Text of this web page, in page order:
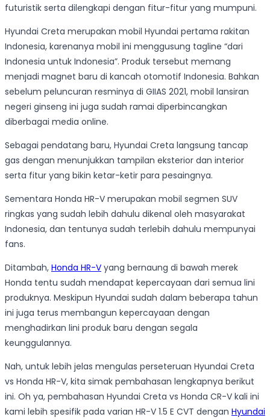
futuristik serta dilengkapi dengan fitur-fitur yang mumpuni.
Hyundai Creta merupakan mobil Hyundai pertama rakitan
Indonesia, karenanya mobil ini menggusung tagline “dari
Indonesia untuk Indonesia”. Produk tersebut memang
menjadi magnet baru di kancah otomotif Indonesia. Bahkan
sebelum peluncuran resminya di GIIAS 2021, mobil lansiran
negeri ginseng ini juga sudah ramai diperbincangkan
diberbagai media online.
Sebagai pendatang baru, Hyundai Creta langsung tancap
gas dengan menunjukkan tampilan eksterior dan interior
serta fitur yang bikin ketar-ketir para pesaingnya.
Sementara Honda HR-V merupakan mobil segmen SUV
ringkas yang sudah lebih dahulu dikenal oleh masyarakat
Indonesia, dan tentunya sudah terlebih dahulu mempunyai
fans.
Ditambah, Honda HR-V yang bernaung di bawah merek
Honda tentu sudah mendapat kepercayaan dari semua lini
produknya. Meskipun Hyundai sudah dalam beberapa tahun
ini juga terus membangun kepercayaan dengan
menghadirkan lini produk baru dengan segala
keunggulannya.
Nah, untuk lebih jelas mengulas perseteruan Hyundai Creta
vs Honda HR-V, kita simak pembahasan lengkapnya berikut
ini. Oh ya, pembahasan Hyundai Creta vs Honda CR-V kali ini
kami lebih spesifik pada varian HR-V 1.5 E CVT dengan Hyundai